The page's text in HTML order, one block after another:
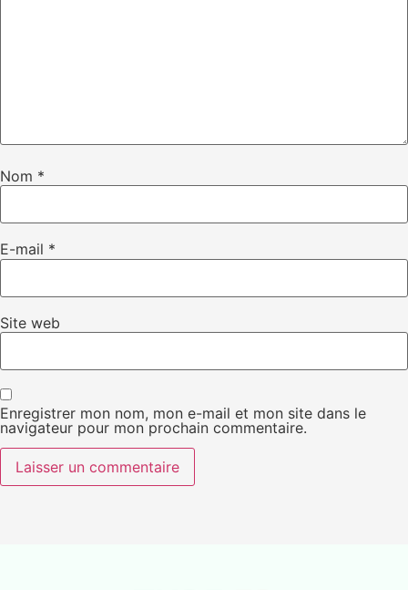
Nom *
E-mail *
Site web
Enregistrer mon nom, mon e-mail et mon site dans le
navigateur pour mon prochain commentaire.